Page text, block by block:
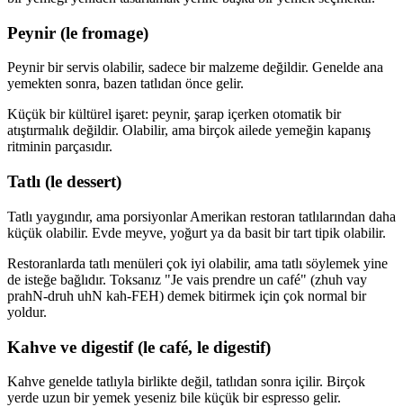
Peynir (le fromage)
Peynir bir servis olabilir, sadece bir malzeme değildir. Genelde ana
yemekten sonra, bazen tatlıdan önce gelir.
Küçük bir kültürel işaret: peynir, şarap içerken otomatik bir
atıştırmalık değildir. Olabilir, ama birçok ailede yemeğin kapanış
ritminin parçasıdır.
Tatlı (le dessert)
Tatlı yaygındır, ama porsiyonlar Amerikan restoran tatlılarından daha
küçük olabilir. Evde meyve, yoğurt ya da basit bir tart tipik olabilir.
Restoranlarda tatlı menüleri çok iyi olabilir, ama tatlı söylemek yine
de isteğe bağlıdır. Toksanız "Je vais prendre un café" (zhuh vay
prahN-druh uhN kah-FEH) demek bitirmek için çok normal bir
yoldur.
Kahve ve digestif (le café, le digestif)
Kahve genelde tatlıyla birlikte değil, tatlıdan sonra içilir. Birçok
yerde uzun bir yemek yeseniz bile küçük bir espresso gelir.